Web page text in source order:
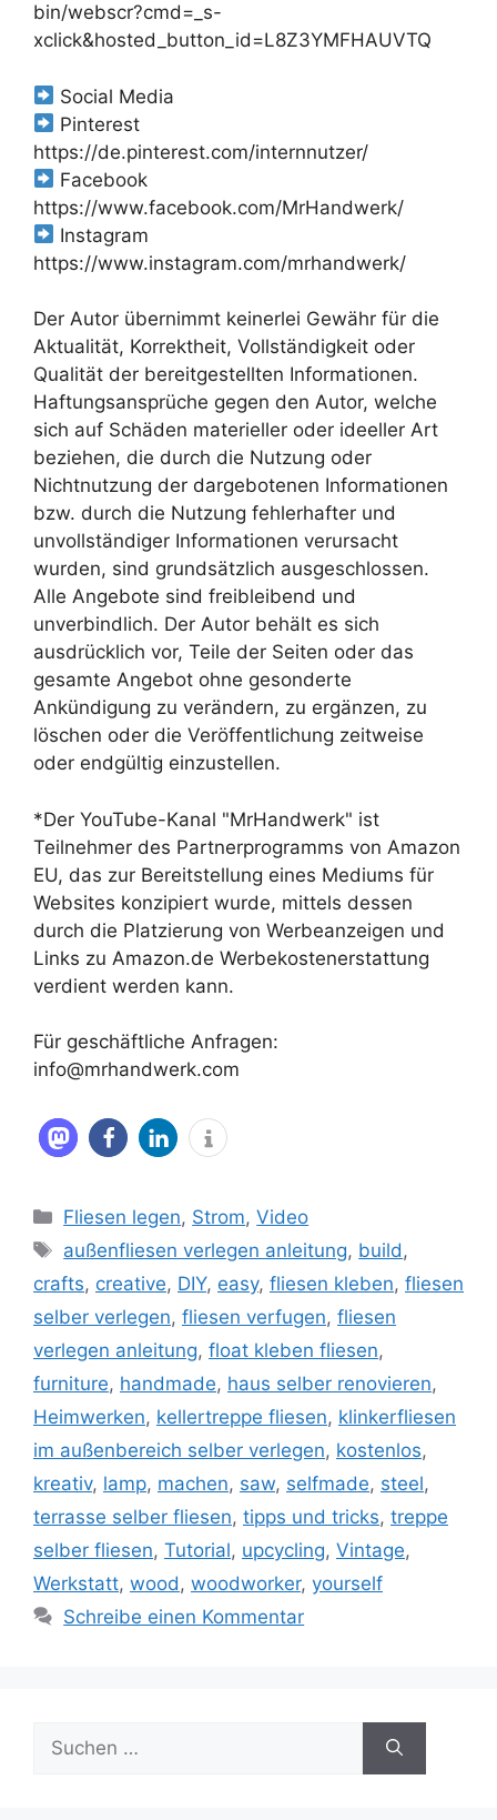
bin/webscr?cmd=_s-
xclick&hosted_button_id=L8Z3YMFHAUVTQ
Social Media
Pinterest
https://de.pinterest.com/internnutzer/
Facebook
https://www.facebook.com/MrHandwerk/
Instagram
https://www.instagram.com/mrhandwerk/
Der Autor übernimmt keinerlei Gewähr für die
Aktualität, Korrektheit, Vollständigkeit oder
Qualität der bereitgestellten Informationen.
Haftungsansprüche gegen den Autor, welche
sich auf Schäden materieller oder ideeller Art
beziehen, die durch die Nutzung oder
Nichtnutzung der dargebotenen Informationen
bzw. durch die Nutzung fehlerhafter und
unvollständiger Informationen verursacht
wurden, sind grundsätzlich ausgeschlossen.
Alle Angebote sind freibleibend und
unverbindlich. Der Autor behält es sich
ausdrücklich vor, Teile der Seiten oder das
gesamte Angebot ohne gesonderte
Ankündigung zu verändern, zu ergänzen, zu
löschen oder die Veröffentlichung zeitweise
oder endgültig einzustellen.
*Der YouTube-Kanal "MrHandwerk" ist
Teilnehmer des Partnerprogramms von Amazon
EU, das zur Bereitstellung eines Mediums für
Websites konzipiert wurde, mittels dessen
durch die Platzierung von Werbeanzeigen und
Links zu Amazon.de Werbekostenerstattung
verdient werden kann.
Für geschäftliche Anfragen:
info@mrhandwerk.com
Kategorien
Fliesen legen, Strom,Video
Schlagwörter
außenfliesen verlegen anleitung, build ,
crafts, creative, DIY, easy, fliesen kleben, fliesen
selber verlegen, fliesen verfugen, fliesen
verlegen anleitung, float kleben fliesen,
furniture, handmade, haus selber renovieren,
Heimwerken, kellertreppe fliesen, klinkerfliesen
im außenbereich selber verlegen, kostenlos,
kreativ, lamp, machen, saw, selfmade, steel,
terrasse selber fliesen, tipps und tricks, treppe
selber fliesen, Tutorial, upcycling, Vintage,
Werkstatt, wood , woodworker, yourself
Schreibe einen Kommentar
nach: